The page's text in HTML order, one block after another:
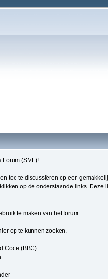
Forum (SMF)!
toe te discussiëren op een
op de onderstaande links.
te maken van het forum.
op te kunnen zoeken.
Code (BBC).